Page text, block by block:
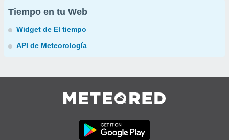
Tiempo en tu Web
Widget de El tiempo
API de Meteorología